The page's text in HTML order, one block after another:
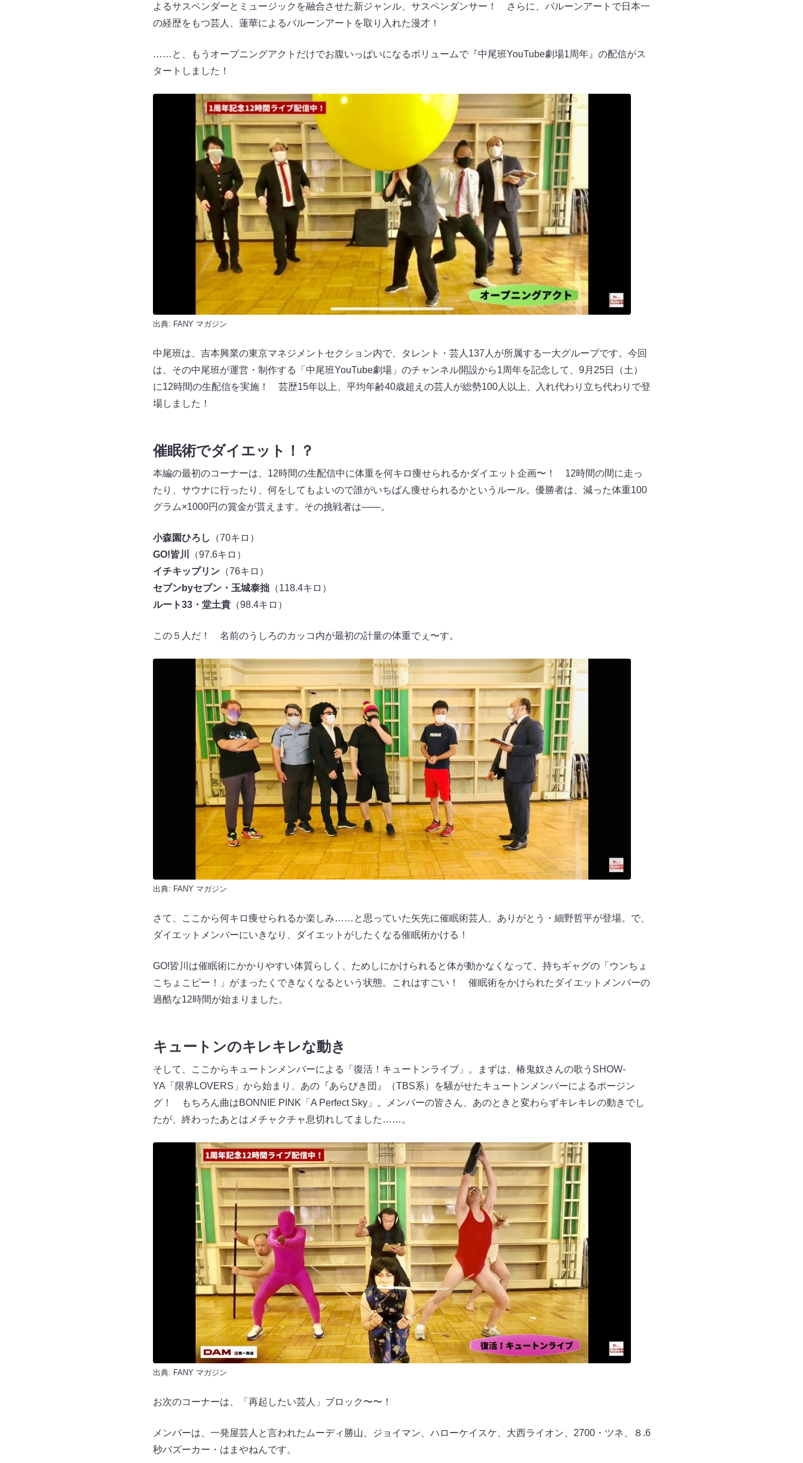
よるサスペンダーとミュージックを融合させた新ジャンル、サスペンダンサー！ さらに、バルーンアートで日本一
の経歴をもつ芸人、蓮華によるバルーンアートを取り入れた漫才！
……と、もうオープニングアクトだけでお腹いっぱいになるボリュームで『中尾班YouTube劇場1周年』の配信がス
タートしました！
出典: FANY マガジン
中尾班は、吉本興業の東京マネジメントセクション内で、タレント・芸人137人が所属する一大グループです。今回
は、その中尾班が運営・制作する「中尾班YouTube劇場」のチャンネル開設から1周年を記念して、9月25日（土）
に12時間の生配信を実施！ 芸歴15年以上、平均年齢40歳超えの芸人が総勢100人以上、入れ代わり立ち代わりで登
場しました！
催眠術でダイエット！？
本編の最初のコーナーは、12時間の生配信中に体重を何キロ痩せられるかダイエット企画〜！ 12時間の間に走っ
たり、サウナに行ったり、何をしてもよいので誰がいちばん痩せられるかというルール。優勝者は、減った体重100
グラム×1000円の賞金が貰えます。その挑戦者は――。
小森園ひろし （70キロ）
GO!皆川
（97.6キロ）
イチキップリン（76キロ）
セブンbyセブン・玉城泰拙（118.4キロ）
ルート33・堂土貴（98.4キロ）
この５人だ！ 名前のうしろのカッコ内が最初の計量の体重でぇ〜す。
出典: FANY マガジン
さて、ここから何キロ痩せられるか楽しみ……と思っていた矢先に催眠術芸人、ありがとう・細野哲平が登場。で、
ダイエットメンバーにいきなり、ダイエットがしたくなる催眠術かける！
GO!皆川は催眠術にかかりやすい体質らしく、ためしにかけられると体が動かなくなって、持ちギャグの「ウンちょ
こちょこピー！」がまったくできなくなるという状態。これはすごい！ 催眠術をかけられたダイエットメンバーの
過酷な12時間が始まりました。
キュートンのキレキレな動き
そして、ここからキュートンメンバーによる「復活！キュートンライブ」。まずは、椿鬼奴さんの歌うSHOW-
YA「限界LOVERS」から始まり、あの『あらびき団』（TBS系）を騒がせたキュートンメンバーによるポージン
グ！ もちろん曲はBONNIE PINK「A Perfect Sky」。メンバーの皆さん、あのときと変わらずキレキレの動きでし
たが、終わったあとはメチャクチャ息切れしてました……。
出典: FANY マガジン
お次のコーナーは、「再起したい芸人」ブロック〜〜！
メンバーは、一発屋芸人と言われたムーディ勝山、ジョイマン、ハローケイスケ、大西ライオン、2700・ツネ、８.6
秒バズーカー・はまやねんです。